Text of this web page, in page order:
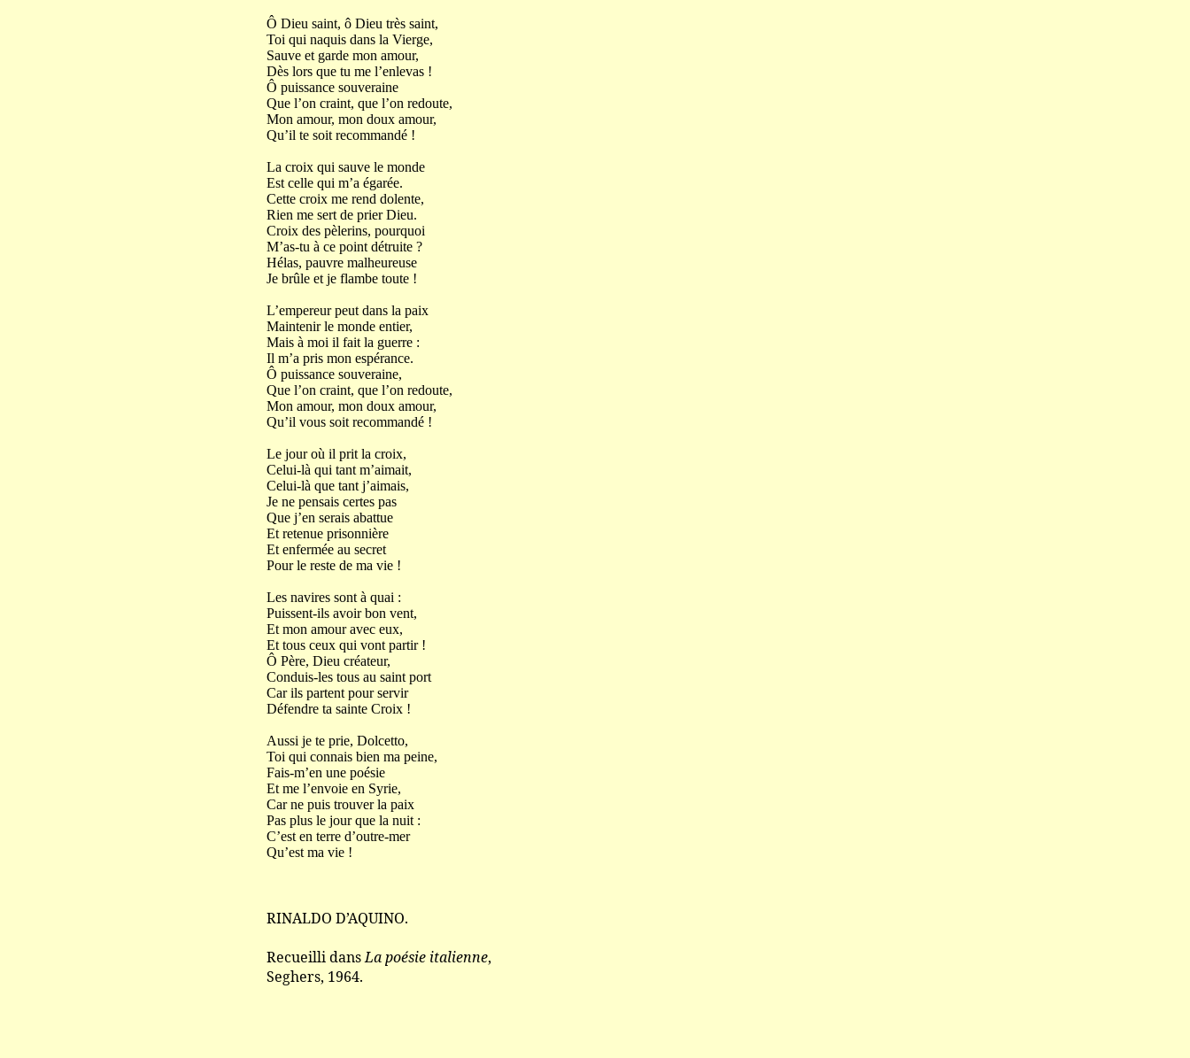
Ô Dieu saint, ô Dieu très saint,
Toi qui naquis dans la Vierge,
Sauve et garde mon amour,
Dès lors que tu me l’enlevas !
Ô puissance souveraine
Que l’on craint, que l’on redoute,
Mon amour, mon doux amour,
Qu’il te soit recommandé !
La croix qui sauve le monde
Est celle qui m’a égarée.
Cette croix me rend dolente,
Rien me sert de prier Dieu.
Croix des pèlerins, pourquoi
M’as-tu à ce point détruite ?
Hélas, pauvre malheureuse
Je brûle et je flambe toute !
L’empereur peut dans la paix
Maintenir le monde entier,
Mais à moi il fait la guerre :
Il m’a pris mon espérance.
Ô puissance souveraine,
Que l’on craint, que l’on redoute,
Mon amour, mon doux amour,
Qu’il vous soit recommandé !
Le jour où il prit la croix,
Celui-là qui tant m’aimait,
Celui-là que tant j’aimais,
Je ne pensais certes pas
Que j’en serais abattue
Et retenue prisonnière
Et enfermée au secret
Pour le reste de ma vie !
Les navires sont à quai :
Puissent-ils avoir bon vent,
Et mon amour avec eux,
Et tous ceux qui vont partir !
Ô Père, Dieu créateur,
Conduis-les tous au saint port
Car ils partent pour servir
Défendre ta sainte Croix !
Aussi je te prie, Dolcetto,
Toi qui connais bien ma peine,
Fais-m’en une poésie
Et me l’envoie en Syrie,
Car ne puis trouver la paix
Pas plus le jour que la nuit :
C’est en terre d’outre-mer
Qu’est ma vie !
RINALDO D’AQUINO.
Recueilli dansLa poésie italienne,
Seghers, 1964.